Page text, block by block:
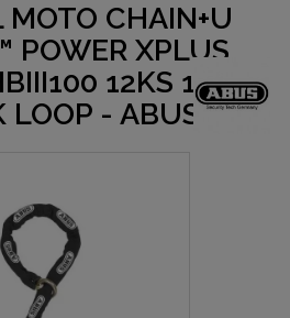
CHAIN+U
POWER XPLUS
12KS 120
LOOP - ABUS